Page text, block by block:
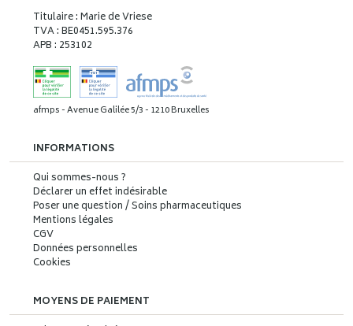
Titulaire : Marie de Vriese
TVA : BE0451.595.376
APB : 253102
afmps - Avenue Galilée 5/3 - 1210 Bruxelles
INFORMATIONS
Qui sommes-nous ?
Déclarer un effet indésirable
Poser une question / Soins pharmaceutiques
Mentions légales
CGV
Données personnelles
Cookies
MOYENS DE PAIEMENT